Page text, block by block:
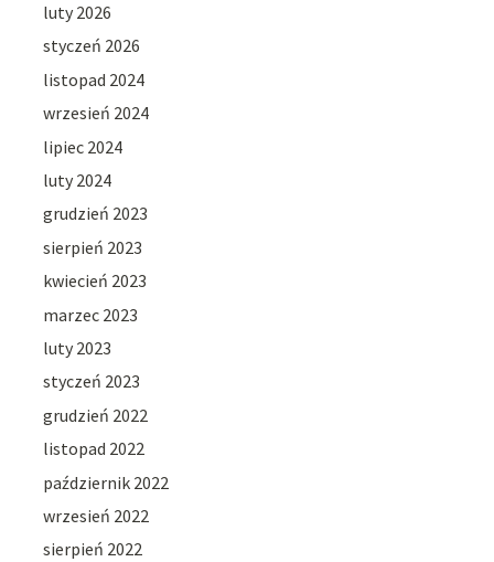
luty 2026
styczeń 2026
listopad 2024
wrzesień 2024
lipiec 2024
luty 2024
grudzień 2023
sierpień 2023
kwiecień 2023
marzec 2023
luty 2023
styczeń 2023
grudzień 2022
listopad 2022
październik 2022
wrzesień 2022
sierpień 2022